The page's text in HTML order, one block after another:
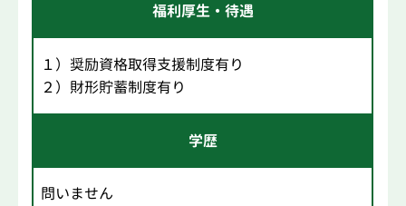
福利厚生・待遇
１）奨励資格取得支援制度有り
２）財形貯蓄制度有り
学歴
問いません